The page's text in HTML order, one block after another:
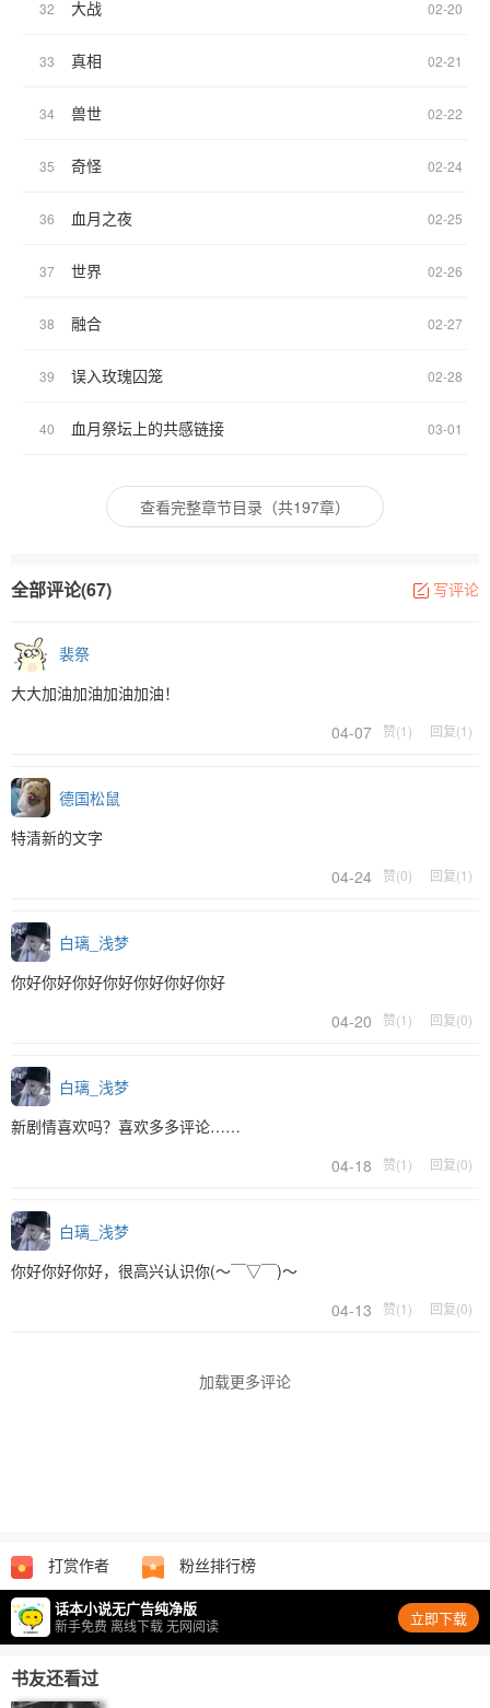
32 大战 02-20
33 真相 02-21
34 兽世 02-22
35 奇怪 02-24
36 血月之夜 02-25
37 世界 02-26
38 融合 02-27
39 误入玫瑰囚笼 02-28
40 血月祭坛上的共感链接 03-01
查看完整章节目录（共197章）
全部评论(67) 写评论
裴祭
大大加油加油加油加油！
04-07
赞(1) 回复(1)
德国松鼠
特清新的文字
04-24
赞(0) 回复(1)
白璃_浅梦
你好你好你好你好你好你好你好
04-20
赞(1) 回复(0)
白璃_浅梦
新剧情喜欢吗？喜欢多多评论……
04-18
赞(1) 回复(0)
白璃_浅梦
你好你好你好，很高兴认识你(～￣▽￣)～
04-13
赞(1) 回复(0)
加载更多评论
打赏作者 粉丝排行榜
话本小说无广告纯净版
新手免费 离线下载 无网阅读 立即下载
书友还看过